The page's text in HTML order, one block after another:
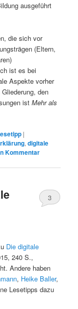
ausgeführt
die sich vor
(Eltern,
ist es bei
Aspekte vorher
den
istMehr als
|
,digitale
Kommentar
3
Die digitale
240 S.,
Andere haben
, Heike Baller,
Lesetipps dazu